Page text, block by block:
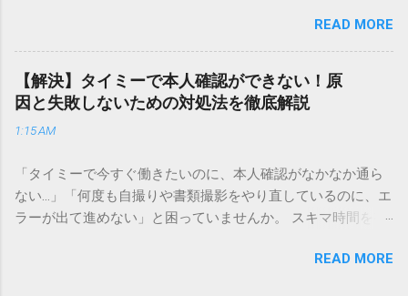
いう特徴があります。地域に密着した各拠点が配送をコント
ロールしているため、現場の状況に合わせた柔軟な相談がし
やすいのがメリットです。まずは、今抱えている悩みがどの
サービスで解決できるかを確認していきましょう。 1. 荷物の
るのが最も効率的です。現在の荷物がいったいどこにあるの
か、いつ届く予定なのかは、お手元の番号一つで判明しま
す。 伝票番号（お問い合わせ番号）を準備する : 送り状（伝
票）の控えに記載されている、数字の並びを確認してくださ
い。これが荷物の識別番号になります。 確認できる内容 : 集
「手拍子のリズムに自信がない」と不安を感じる方も多いは
ずです。この記事では、ビジネスからカジュアルな集まりま
で、どのような場面でも堂々と立ち振る舞えるための「一本
締め」の作法を、基礎知識から具体的なセリフ例まで丁寧に
解説します。 一本締めとは？その本質と効果 一本締めは、単
に手を叩いて終わらせる作業ではありません。その時間、そ
て刻み込む伝統的な儀礼です。 一本締めがもたらすポジティ
ブな効果 一体感の創出 参加者全員が一斉に同じリズムを刻む
ことで、集団としての連帯感が生まれます。 心地よい終幕
韻を大切にしながら、すっきりと解散することができます。
READ MORE
【解決】タイミーで本人確認ができない！原
因と失敗しないための対処法を徹底解説
1:15 AM
「タイミーで今すぐ働きたいのに、本人確認がなかなか通ら
ない…」「何度も自撮りや書類撮影をやり直しているのに、エ
ラーが出て進めない」と困っていませんか。 スキマ時間を有
賢い働き方に欠かせないツールです。しかし、その最初の壁
READ MORE